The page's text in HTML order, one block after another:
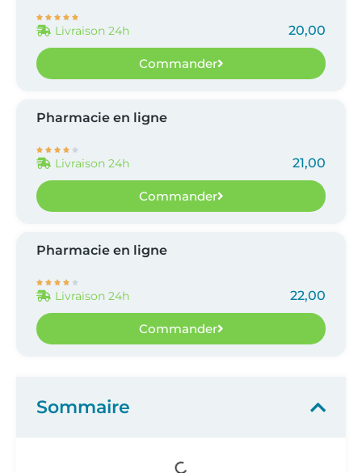
    
Livraison 24h 20,00
Commander
Pharmacie en ligne
    
Livraison 24h 21,00
Commander
Pharmacie en ligne
    
Livraison 24h 22,00
Commander
Sommaire